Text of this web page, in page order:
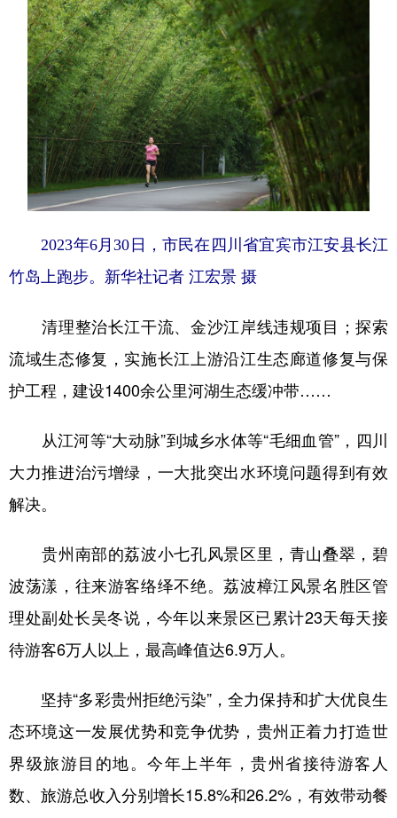
2023年6月30日，市民在四川省宜宾市江安县长江
竹岛上跑步。 新华社记者 江宏景 摄
清理整治长江干流、金沙江岸线违规项目；探索
流域生态修复，实施长江上游沿江生态廊道修复与保
护工程，建设1400余公里河湖生态缓冲带……
从江河等“大动脉”到城乡水体等“毛细血管”，四川
大力推进治污增绿，一大批突出水环境问题得到有效
解决。
贵州南部的荔波小七孔风景区里，青山叠翠，碧
波荡漾，往来游客络绎不绝。荔波樟江风景名胜区管
理处副处长吴冬说，今年以来景区已累计23天每天接
待游客6万人以上，最高峰值达6.9万人。
坚持“多彩贵州拒绝污染”，全力保持和扩大优良生
态环境这一发展优势和竞争优势，贵州正着力打造世
界级旅游目的地。今年上半年，贵州省接待游客人
数、旅游总收入分别增长15.8%和26.2%，有效带动餐